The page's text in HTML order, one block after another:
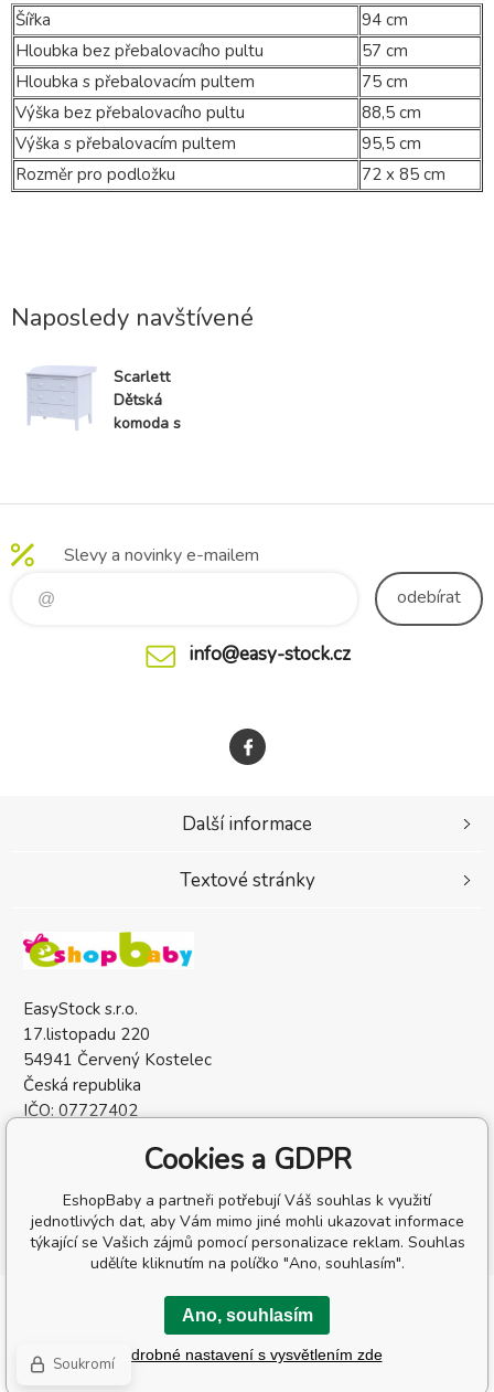
Šířka
94 cm
Hloubka bez přebalovacího pultu
57 cm
Hloubka s přebalovacím pultem
75 cm
Výška bez přebalovacího pultu
88,5 cm
Výška s přebalovacím pultem
95,5 cm
Rozměr pro podložku
72 x 85 cm
Naposledy navštívené
Scarlett
Dětská
komoda s
Slevy a novinky e-mailem
odebírat
info@easy-stock.cz
EasyStock s.r.o.
17.listopadu 220
54941 Červený Kostelec
Česká republika
IČO: 07727402
Další informace
Textové stránky
Copyright © 2026 EasyStock s.r.o.
Všechna práva vyhrazena.
Tvorbu webové stránkyzajistilBINARGON.cz-Mapa stránek
Cookies a GDPR
EshopBaby a partneři potřebují Váš souhlas k využití
jednotlivých dat, aby Vám mimo jiné mohli ukazovat informace
týkající se Vašich zájmů pomocí personalizace reklam. Souhlas
udělíte kliknutím na políčko "Ano, souhlasím".
Ano, souhlasím
Podrobné nastavení s vysvětlením zde
Soukromí